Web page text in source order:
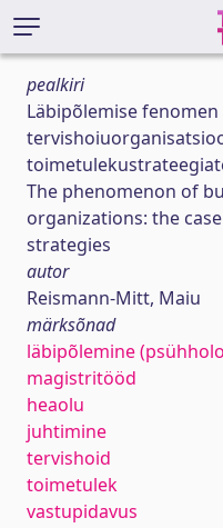
pealkiri
Läbipõlemise fenomen
The phenomenon of
organizations: the
strategies
autor
Reismann-Mitt, Maiu
märksõnad
läbipõlemine
magistritööd
heaolu
juhtimine
tervishoid
toimetulek
vastupidavus